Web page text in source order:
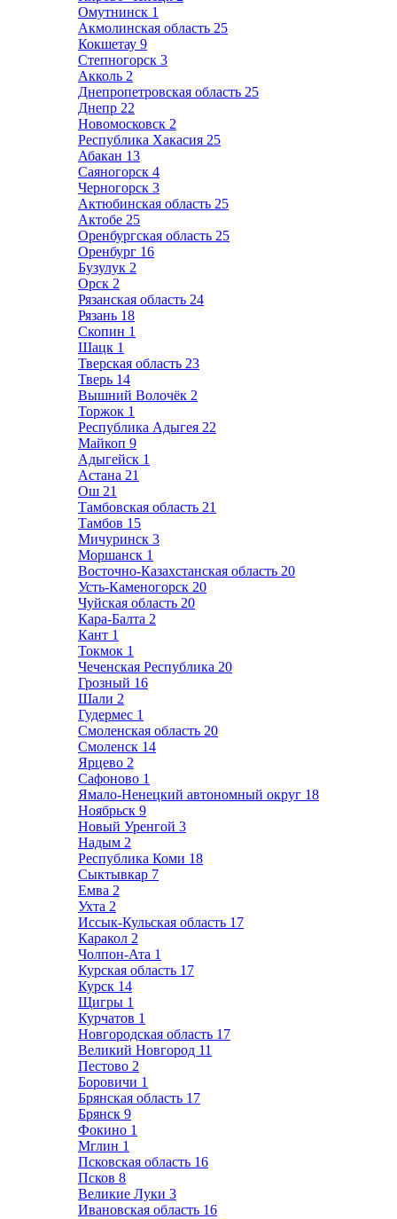
Омутнинск 1
Акмолинская область 25
Кокшетау 9
Степногорск 3
Акколь 2
Днепропетровская область 25
Днепр 22
Новомосковск 2
Республика Хакасия 25
Абакан 13
Саяногорск 4
Черногорск 3
Актюбинская область 25
Актобе 25
Оренбургская область 25
Оренбург 16
Бузулук 2
Орск 2
Рязанская область 24
Рязань 18
Скопин 1
Шацк 1
Тверская область 23
Тверь 14
Вышний Волочёк 2
Торжок 1
Республика Адыгея 22
Майкоп 9
Адыгейск 1
Астана 21
Ош 21
Тамбовская область 21
Тамбов 15
Мичуринск 3
Моршанск 1
Восточно-Казахстанская область 20
Усть-Каменогорск 20
Чуйская область 20
Кара-Балта 2
Кант 1
Токмок 1
Чеченская Республика 20
Грозный 16
Шали 2
Гудермес 1
Смоленская область 20
Смоленск 14
Ярцево 2
Сафоново 1
Ямало-Ненецкий автономный округ 18
Ноябрьск 9
Новый Уренгой 3
Надым 2
Республика Коми 18
Сыктывкар 7
Емва 2
Ухта 2
Иссык-Кульская область 17
Каракол 2
Чолпон-Ата 1
Курская область 17
Курск 14
Щигры 1
Курчатов 1
Новгородская область 17
Великий Новгород 11
Пестово 2
Боровичи 1
Брянская область 17
Брянск 9
Фокино 1
Мглин 1
Псковская область 16
Псков 8
Великие Луки 3
Ивановская область 16